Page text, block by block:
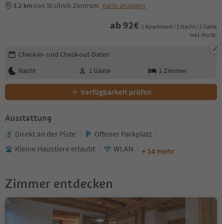
3.2 kmvon St.Ulrich Zentrum Karte anzeigen
ab 92€ 1 Apartment / 1 Nacht / 2 Gäste
Inkl. MwSt.
Buchungsdetails bearbeiten
Check-in- und Check-out-Daten
Nacht
2 Gäste 1 Zimmer
Verfügbarkeit prüfen
Ausstattung
Direkt an der Piste
Offener Parkplatz
Kleine Haustiere erlaubt
WLAN + 14 mehr
Zimmer entdecken